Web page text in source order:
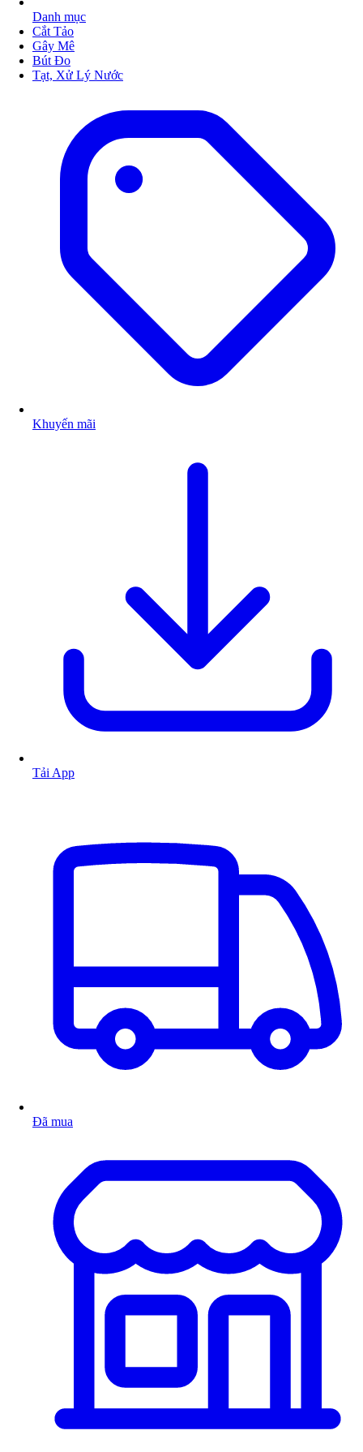
Danh mục
Cắt Tảo
Gây Mê
Bút Đo
Tạt, Xử Lý Nước
Khuyến mãi
Tải App
Đã mua